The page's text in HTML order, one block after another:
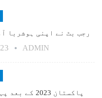
رجب بٹ نے اپنی ہوشربا
ADMIN 23 گھنٹے ago
پاکستان